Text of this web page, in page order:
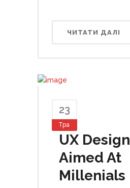
ЧИТАТИ ДАЛІ
23
Тра
UX Design
Aimed At
Millenials